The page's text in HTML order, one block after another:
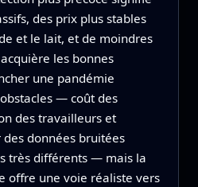
des prix plus stables
et le lait, et de moindres
les bonnes
une pandémie
— coût des
des travailleurs et
données bruitées
très différents — mais la
offre une voie réaliste vers